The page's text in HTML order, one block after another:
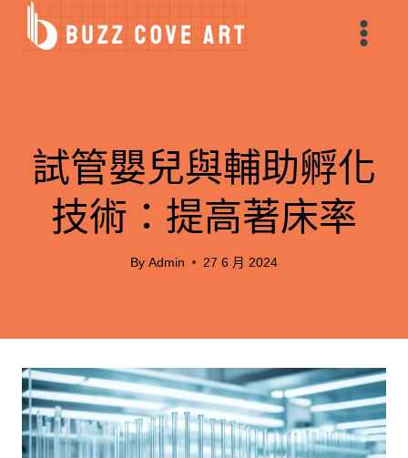
Skip
試管嬰兒與輔助孵化
技術：提高著床率
By Admin 27 6 月 2024